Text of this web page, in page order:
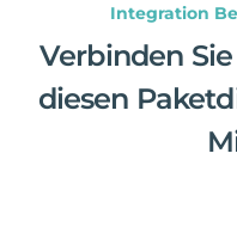
Integration
Verbinden
diesen